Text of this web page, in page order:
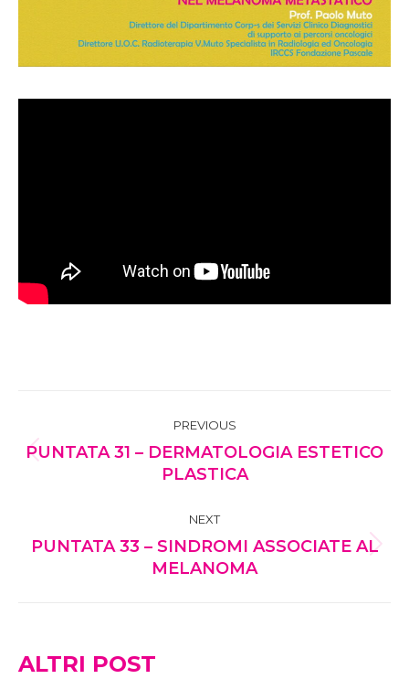
NAVIGATION
PREVIOUS
Previous
PUNTATA 31 – DERMATOLOGIA ESTETICO
PLASTICA
NEXT
Next
PUNTATA 33 – SINDROMI ASSOCIATE AL
MELANOMA
ALTRI POST